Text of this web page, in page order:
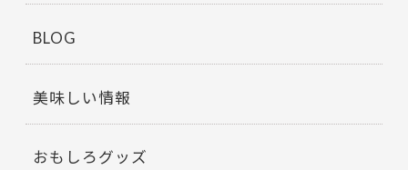
BLOG
美味しい情報
おもしろグッズ